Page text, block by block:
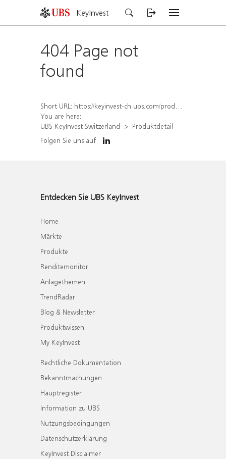
KeyInvest
404 Page not
found
Short URL: https://keyinvest-ch.ubs.com/produkt/detail/index/isin/CH1569451250
You are here:
UBS KeyInvest Switzerland
Produktdetail
Folgen Sie uns auf
Entdecken Sie UBS KeyInvest
Home
Märkte
Produkte
Renditemonitor
Anlagethemen
TrendRadar
Blog & Newsletter
Produktwissen
My KeyInvest
Rechtliche Dokumentation
Bekanntmachungen
Hauptregister
Information zu UBS
Nutzungsbedingungen
Datenschutzerklärung
KeyInvest Disclaimer